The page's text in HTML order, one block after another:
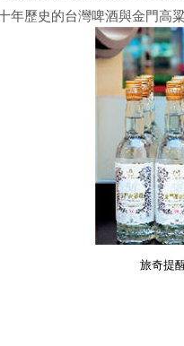
歷史的台灣啤酒與金門高
旅奇提